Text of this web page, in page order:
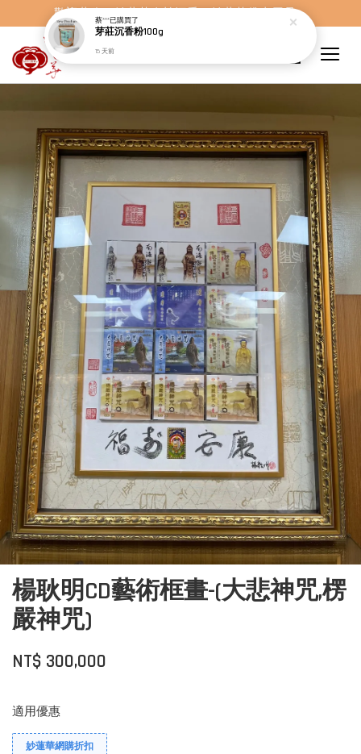
歡迎蒞臨，妙蓮華奇楠沉香，妙蓮華佛事用品。
楊耿明CD藝術框畫-(大悲神咒,楞
嚴神咒)
NT$ 300,000
適用優惠
妙蓮華網購折扣